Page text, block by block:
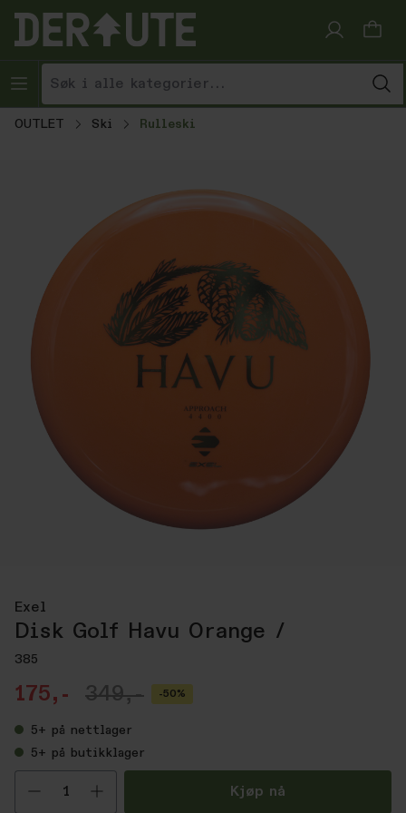
Hopp til innhold
OUTLET Ski Rulleski
Exel
Disk Golf Havu Orange /
385
175,- 349,- -50%
5+ på nettlager
5+ på butikklager
Velg antall Kjøp nå